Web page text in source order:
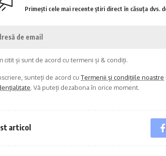
Primești cele mai recente știri direct în căsuța dvs.
citit și sunt de acord cu termeni și & condiți.
sunteți de acord cu Termenii și condițiile noastre
. Vă puteți dezabona în orice moment.
articol